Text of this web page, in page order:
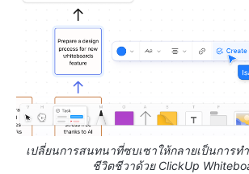
เปลี่ยนการสนทนาที่ซบเซาให้กลายเป็นการท
ชีวิตชีวาด้วย ClickUp